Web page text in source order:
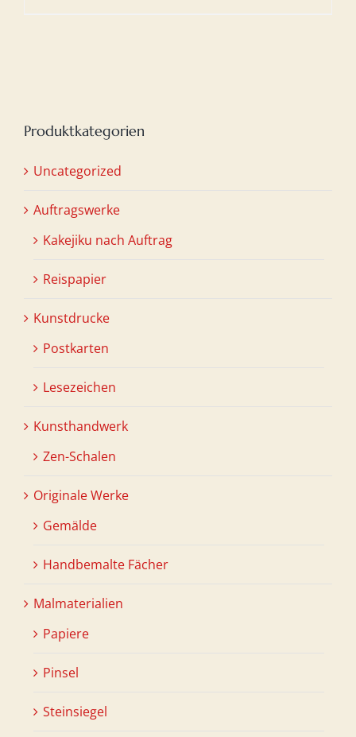
Produktkategorien
Uncategorized
Auftragswerke
Kakejiku nach Auftrag
Reispapier
Kunstdrucke
Postkarten
Lesezeichen
Kunsthandwerk
Zen-Schalen
Originale Werke
Gemälde
Handbemalte Fächer
Malmaterialien
Papiere
Pinsel
Steinsiegel